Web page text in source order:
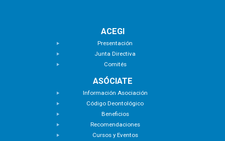
ACEGI
Presentación
Junta Directiva
Comités
ASÓCIATE
Información Asociación
Código Deontológico
Beneficios
Recomendaciones
Cursos y Eventos